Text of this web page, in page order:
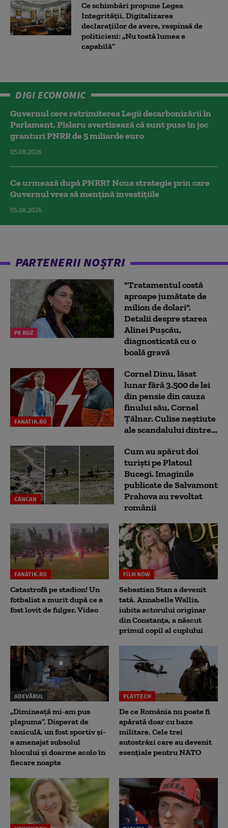
Ce schimbări propune Legea
Integrității. Digitalizarea
declarațiilor de avere, respinsă de
politicieni: „Nu toată lumea e
capabilă”
DIGI ECONOMIC
Guvernul cere retrimiterea Legii decarbonizării în
Parlament. Pîslaru avertizează că sunt puse în joc
granturi PNRR de 5 miliarde euro
05.08.2026
Ce urmează după PNRR? Noua strategie prin care
Guvernul vrea să mențină investițiile
05.08.2026
PARTENERII NOȘTRI
PE ROZ
"Tratamentul costă
aproape jumătate de
milion de dolari".
Detalii despre starea
Alinei Pușcău,
diagnosticată cu o
boală gravă
FANATIK.RO
Cornel Dinu, lăsat
lunar fără 3.500 de lei
din pensie din cauza
finului său, Cornel
Țălnar. Culise neștiute
ale scandalului dintre...
CANCAN
Cum au apărut doi
turiști pe Platoul
Bucegi. Imaginile
publicate de Salvamont
Prahova au revoltat
românii
FANATIK.RO
Catastrofă pe stadion! Un
fotbalist a murit după ce a
fost lovit de fulger. Video
FILM NOW
Sebastian Stan a devenit
tată. Annabelle Wallis,
iubita actorului originar
din Constanța, a născut
primul copil al cuplului
ADEVĂRUL
„Dimineață mi-am pus
plapuma”. Disperat de
caniculă, un fost sportiv și-
a amenajat subsolul
blocului și doarme acolo în
fiecare noapte
PLAYTECH
De ce România nu poate fi
apărată doar cu baze
militare. Cele trei
autostrăzi care au devenit
esențiale pentru NATO